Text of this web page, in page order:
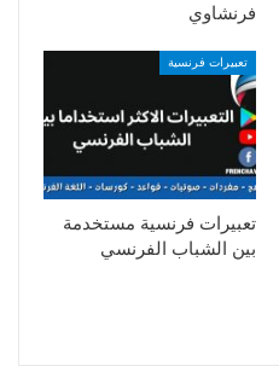
فرنشاوي
تعبيرات فرنسية
تعبيرات فرنسية مستخدمة
بين الشباب الفرنسي